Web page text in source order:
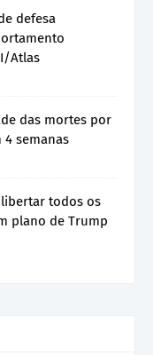
defesa
Atlas
das mortes por
semanas
todos os
plano de Trump